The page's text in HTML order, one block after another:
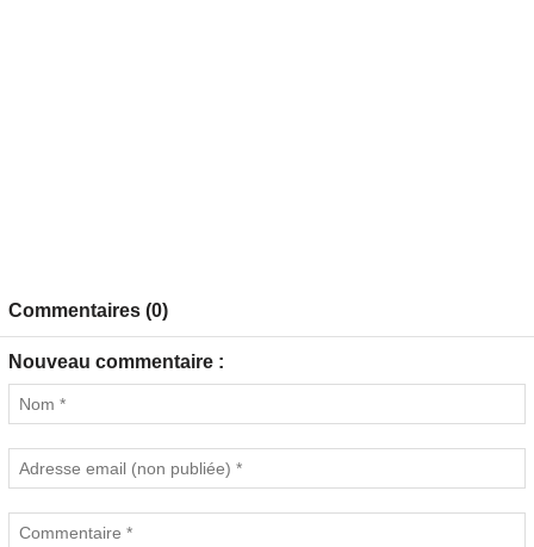
Commentaires (0)
Nouveau commentaire :